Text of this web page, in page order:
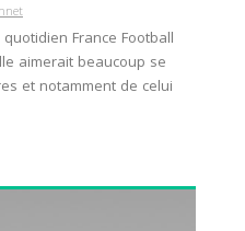
France Football
aimerait beaucoup se
et notamment de celui